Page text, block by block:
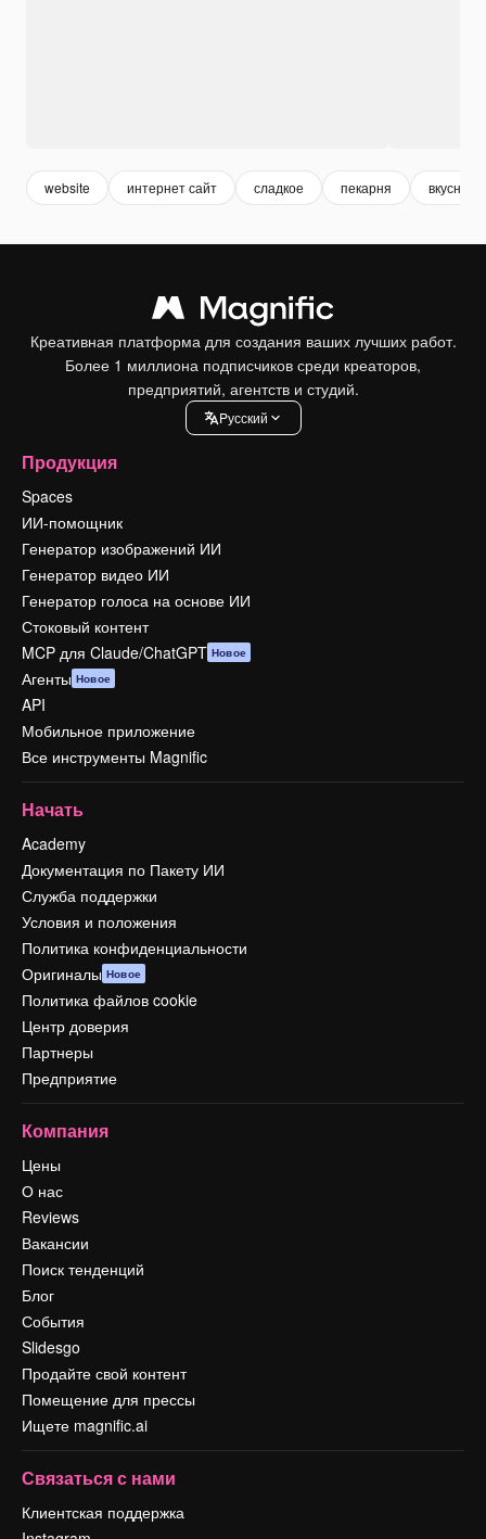
website интернет сайт сладкое пекарня вкусно
Креативная платформа для создания ваших лучших работ.
Более 1 миллиона подписчиков среди креаторов,
предприятий, агентств и студий.
Pусский
Продукция
Spaces
ИИ-помощник
Генератор изображений ИИ
Генератор видео ИИ
Генератор голоса на основе ИИ
Стоковый контент
MCP для Claude/ChatGPT Новое
Агенты Новое
API
Мобильное приложение
Все инструменты Magnific
Начать
Academy
Документация по Пакету ИИ
Служба поддержки
Условия и положения
Политика конфиденциальности
Оригиналы Новое
Политика файлов cookie
Центр доверия
Партнеры
Предприятие
Компания
Цены
О нас
Reviews
Вакансии
Поиск тенденций
Блог
События
Slidesgo
Продайте свой контент
Помещение для прессы
Ищете magnific.ai
Связаться с нами
Клиентская поддержка